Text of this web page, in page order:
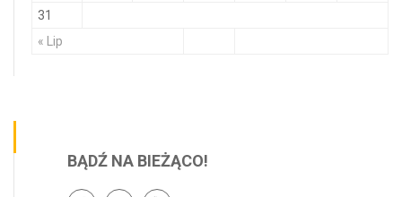
« Lip
31
BĄDŹ NA BIEŻĄCO!